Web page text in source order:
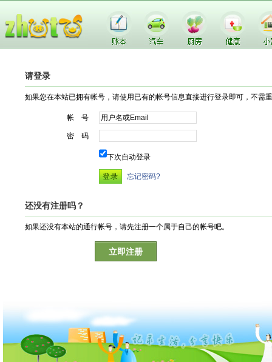
请登录
如果您在本站已拥有帐号，请使用已有的帐号信息直接进行登录即可，不需
帐 号
密 码
下次自动登录
忘记密码?
还没有注册吗？
如果还没有本站的通行帐号，请先注册一个属于自己的帐号吧。
立即注册